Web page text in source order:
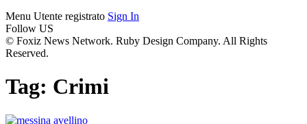
Menu Utente registrato Sign In
Follow US
© Foxiz News Network. Ruby Design Company. All Rights
Reserved.
Tag: Crimi